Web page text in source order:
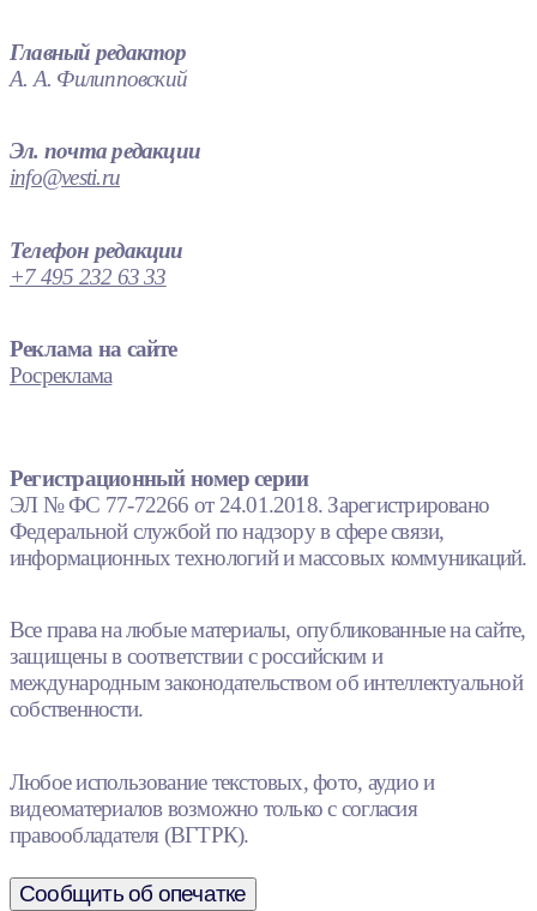
Главный редактор
А. А. Филипповский
Эл. почта редакции
info@vesti.ru
Телефон редакции
+7 495 232 63 33
Реклама на сайте
Росреклама
Регистрационный номер серии
ЭЛ № ФС 77-72266 от 24.01.2018. Зарегистрировано
Федеральной службой по надзору в сфере связи,
информационных технологий и массовых коммуникаций.
Все права на любые материалы, опубликованные на сайте,
защищены в соответствии с российским и
международным законодательством об интеллектуальной
собственности.
Любое использование текстовых, фото, аудио и
видеоматериалов возможно только с согласия
правообладателя (ВГТРК).
Сообщить об опечатке